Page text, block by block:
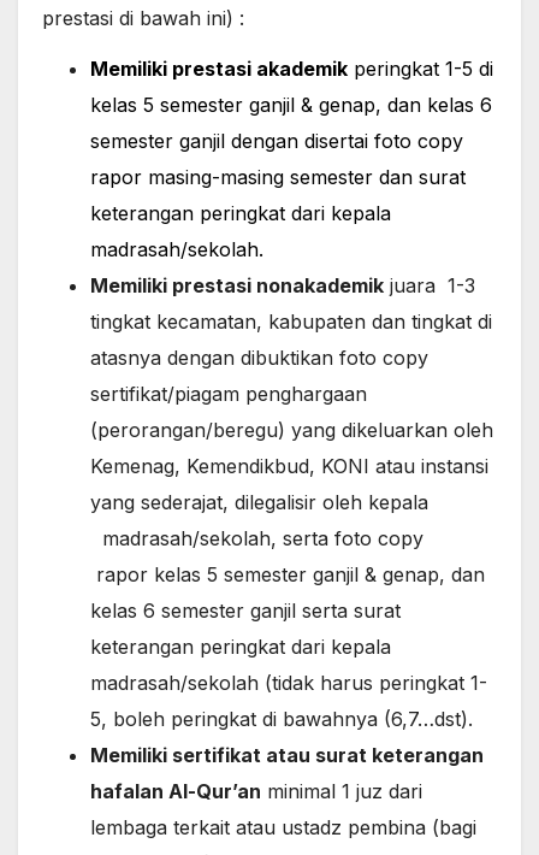
prestasi di bawah ini) :
Memiliki prestasi akademik peringkat 1-5 di
kelas 5 semester ganjil & genap, dan kelas 6
semester ganjil dengan disertai foto copy
rapor masing-masing semester dan surat
keterangan peringkat dari kepala
madrasah/sekolah.
Memiliki prestasi nonakademik juara 1-3
tingkat kecamatan, kabupaten dan tingkat di
atasnya dengan dibuktikan foto copy
sertifikat/piagam penghargaan
(perorangan/beregu) yang dikeluarkan oleh
Kemenag, Kemendikbud, KONI atau instansi
yang sederajat, dilegalisir oleh kepala
madrasah/sekolah, serta foto copy
rapor kelas 5 semester ganjil & genap, dan
kelas 6 semester ganjil serta surat
keterangan peringkat dari kepala
madrasah/sekolah (tidak harus peringkat 1-
5, boleh peringkat di bawahnya (6,7…dst).
Memiliki sertifikat atau surat keterangan
hafalan Al-Qur’an minimal 1 juz dari
lembaga terkait atau ustadz pembina (bagi